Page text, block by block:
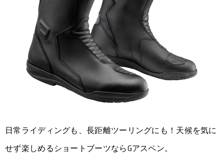
日常ライディングも、長距離ツーリングにも！天候を気に
せず楽しめるショートブーツならGアスペン。